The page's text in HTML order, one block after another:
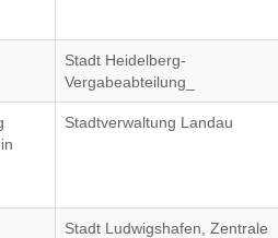
Stadt Heidelberg-
Vergabeabteilung_
Stadtverwaltung Landau
Stadt Ludwigshafen, Zentrale